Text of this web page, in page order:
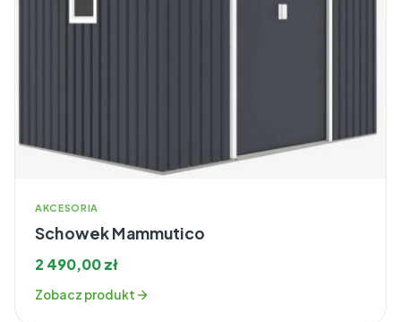
AKCESORIA
Schowek Mammutico
2 490,00zł
Zobacz produkt